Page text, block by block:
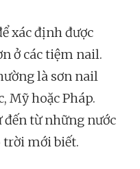
xác định được
ở các tiệm nail.
là sơn nail
Mỹ hoặc Pháp.
đến từ những nước
mới biết.